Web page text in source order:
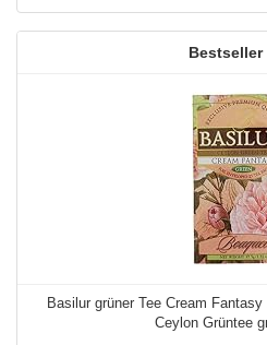
Basilur grüner Tee Cream
Ceylon Grüntee